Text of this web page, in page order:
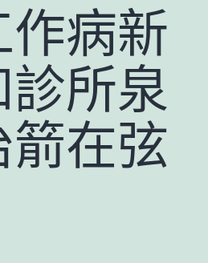
病新
所泉
在弦